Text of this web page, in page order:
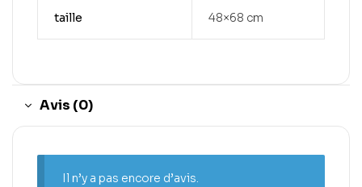
taille 48×68 cm
Avis (0)
Il n’y a pas encore d’avis.